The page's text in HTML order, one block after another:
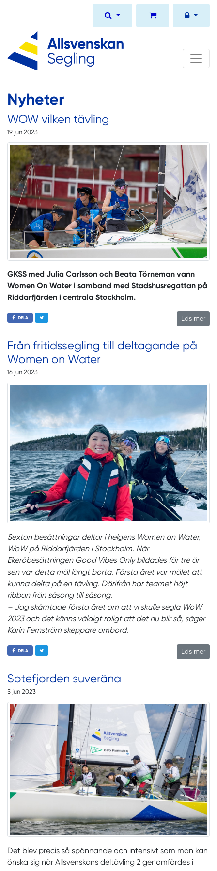
Nyheter
WOW vilken tävling
19 jun 2023
GKSS med Julia Carlsson och Beata Törneman vann
Women On Water i samband med Stadshusregattan på
Riddarfjärden i centrala Stockholm.
DELA Läs mer
Från fritidssegling till deltagande på
Women on Water
16 jun 2023
Sexton besättningar deltar i helgens Women on Water,
WoW på Riddarfjärden i Stockholm. När
Ekeröbesättningen Good Vibes Only bildades för tre år
sen var detta mål långt borta. Första året var målet att
kunna delta på en tävling. Därifrån har teamet höjt
ribban från säsong till säsong.
– Jag skämtade första året om att vi skulle segla WoW
2023 och det känns väldigt roligt att det nu blir så, säger
Karin Fernström skeppare ombord.
DELA Läs mer
Sotefjorden suveräna
5 jun 2023
Det blev precis så spännande och intensivt som man kan
önska sig när Allsvenskans deltävling 2 genomfördes i